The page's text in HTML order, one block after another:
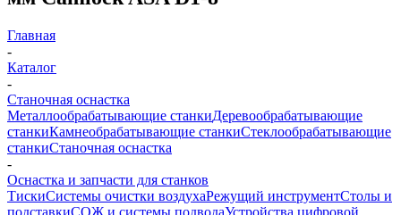
Главная
-
Каталог
-
Станочная оснастка
Металлообрабатывающие станкиДеревообрабатывающие
станкиКамнеобрабатывающие станкиСтеклообрабатывающие
станкиСтаночная оснастка
-
Оснастка и запчасти для станков
ТискиСистемы очистки воздухаРежущий инструментСтолы и
подставкиСОЖ и системы подводаУстройства цифровой